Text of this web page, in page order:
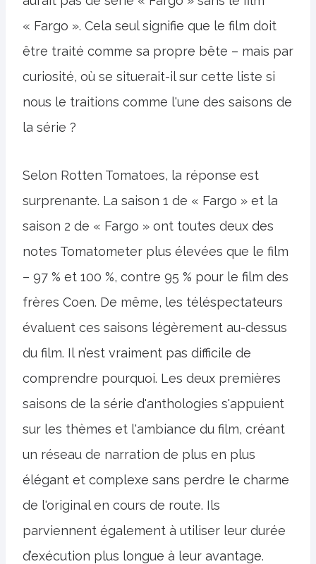
« Fargo ». Cela seul signifie que le film doit
être traité comme sa propre bête – mais par
curiosité, où se situerait-il sur cette liste si
nous le traitions comme l'une des saisons de
la série ?
Selon Rotten Tomatoes, la réponse est
surprenante. La saison 1 de « Fargo » et la
saison 2 de « Fargo » ont toutes deux des
notes Tomatometer plus élevées que le film
– 97 % et 100 %, contre 95 % pour le film des
frères Coen. De même, les téléspectateurs
évaluent ces saisons légèrement au-dessus
du film. Il n’est vraiment pas difficile de
comprendre pourquoi. Les deux premières
saisons de la série d'anthologies s'appuient
sur les thèmes et l'ambiance du film, créant
un réseau de narration de plus en plus
élégant et complexe sans perdre le charme
de l'original en cours de route. Ils
parviennent également à utiliser leur durée
d’exécution plus longue à leur avantage.